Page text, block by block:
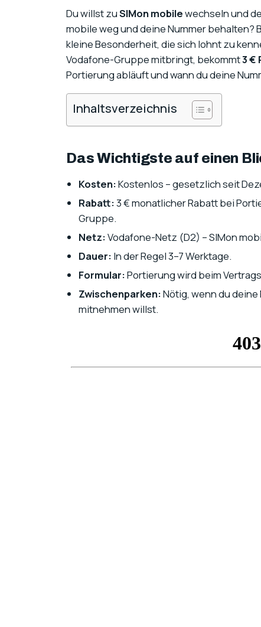
Du willst zuSIMon mobilewechseln und
mobile weg und deine Nummer behalten?
kleine Besonderheit, die sich lohnt zu
Vodafone-Gruppe mitbringt, bekommt3 €
Portierung abläuft und wann du deine
Inhaltsverzeichnis
Das Wichtigste auf einen
Kosten:Kostenlos – gesetzlich seit
Rabatt:3 € monatlicher Rabatt bei
Gruppe.
Netz:Vodafone-Netz (D2) – SIMon
Dauer: In der Regel 3–7 Werktage.
Formular:Portierung wird beim
Zwischenparken:Nötig, wenn du
mitnehmen willst.